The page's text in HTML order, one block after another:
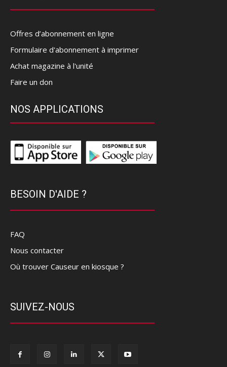
Offres d’abonnement en ligne
Formulaire d'abonnement à imprimer
Achat magazine à l'unité
Faire un don
NOS APPLICATIONS
BESOIN D'AIDE ?
FAQ
Nous contacter
Où trouver Causeur en kiosque ?
SUIVEZ-NOUS